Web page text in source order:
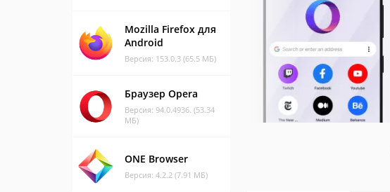
Mozilla Firefox для
Android
Версия: 153.0.3 (65.5 МБ)
Браузер Opera
Версия: 94.0.4936. (53.34
МБ)
ONE Browser
Версия: 4.2.2 (7.91 МБ)